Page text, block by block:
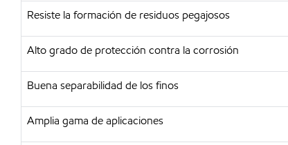
Resiste la formación de residuos pegajosos
Alto grado de protección contra la corrosión
Buena separabilidad de los finos
Amplia gama de aplicaciones